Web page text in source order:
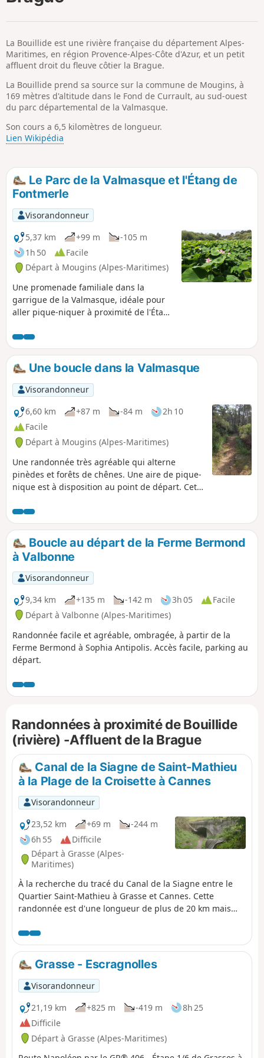
La Bouillide est une rivière française du département Alpes-
Maritimes, en région Provence-Alpes-Côte d'Azur, et un petit
affluent droit du fleuve côtier la Brague.
La Bouillide prend sa source sur la commune de Mougins, à
169 mètres d'altitude dans le Fond de Currault, au sud-ouest
du parc départemental de la Valmasque.
Son cours a 6,5 kilomètres de longueur.
Lien Wikipédia
Le Parc de la Valmasque et l'Étang de
Fontmerle
Visorandonneur
5,37 km
+99 m
-105 m
1h 50
Facile
Départ à Mougins (Alpes-Maritimes)
Une promenade familiale dans la
garrigue de la Valmasque, idéale pour
aller pique-niquer à proximité de l'Étang
de lotus dont la floraison s'étend de
juillet à mi-septembre.
Une boucle dans la Valmasque
Visorandonneur
6,60 km
+87 m -84 m
2h 10
Facile
Départ à Mougins (Alpes-Maritimes)
Une randonnée très agréable qui alterne
pinèdes et forêts de chênes. Une aire de pique-
nique est à disposition au point de départ. Cette
Boucle au départ de la Ferme Bermond
à Valbonne
Visorandonneur
9,34 km
+135 m -142 m 3h 05
Facile
Départ à Valbonne (Alpes-Maritimes)
Randonnée facile et agréable, ombragée, à partir de la
Ferme Bermond à Sophia Antipolis. Accès facile, parking au
départ.
Randonnées à proximité de Bouillide
(rivière) -Affluent de la Brague
Canal de la Siagne de Saint-Mathieu
à la Plage de la Croisette à Cannes
Visorandonneur
23,52 km
+69 m
-244 m
6h 55
Difficile
Départ à Grasse (Alpes-
Maritimes)
À la recherche du tracé du Canal de la Siagne entre le
Quartier Saint-Mathieu à Grasse et Cannes. Cette
randonnée est d'une longueur de plus de 20 km mais
Cannes pour prendre soit le train ou le bus jusqu’à la
gare de Grasse.
Grasse - Escragnolles
Visorandonneur
21,19 km
+825 m -419 m
8h 25
Difficile
Départ à Grasse (Alpes-Maritimes)